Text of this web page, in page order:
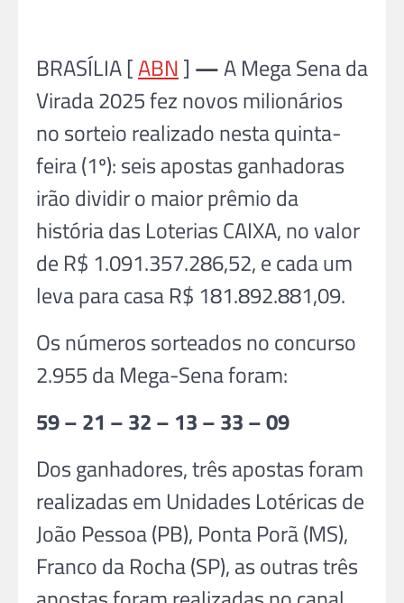
BRASÍLIA [ABN] —A Mega Sena da
Virada 2025 fez novos milionários
no sorteio realizado nesta quinta-
feira (1º): seis apostas ganhadoras
irão dividir o maior prêmio da
história das Loterias CAIXA, no valor
de R$ 1.091.357.286,52, e cada um
leva para casa R$ 181.892.881,09.
Os números sorteados no concurso
2.955 da Mega-Sena foram:
59 – 21 – 32 – 13 – 33 – 09
Dos ganhadores, três apostas foram
realizadas em Unidades Lotéricas de
João Pessoa (PB), Ponta Porã (MS),
Franco da Rocha (SP), as outras três